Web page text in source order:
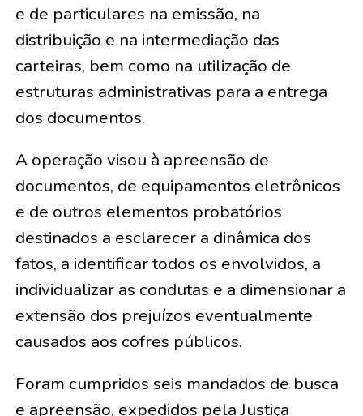
e de particulares na emissão, na
distribuição e na intermediação das
carteiras, bem como na utilização de
estruturas administrativas para a entrega
dos documentos.
A operação visou à apreensão de
documentos, de equipamentos eletrônicos
e de outros elementos probatórios
destinados a esclarecer a dinâmica dos
fatos, a identificar todos os envolvidos, a
individualizar as condutas e a dimensionar a
extensão dos prejuízos eventualmente
causados aos cofres públicos.
Foram cumpridos seis mandados de busca
e apreensão, expedidos pela Justiça